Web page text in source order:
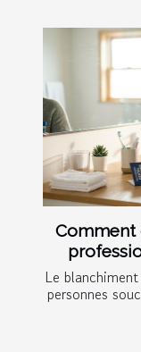
Comment
Le
personnes